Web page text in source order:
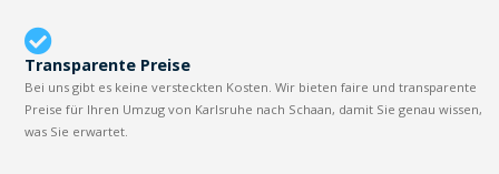
Transparente Preise
Bei uns gibt es keine versteckten Kosten. Wir bieten faire und transparente
Preise für Ihren Umzug von Karlsruhe nach Schaan, damit Sie genau wissen,
was Sie erwartet.